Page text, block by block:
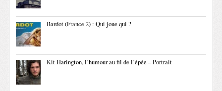
Bardot (France 2) : Qui joue qui ?
Kit Harington, l’humour au fil de l’épée – Portrait